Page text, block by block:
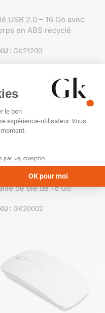
USB 2.0 – 16 Go avec
en ABS recyclé
: GK21200
USB personnalisable en
de blé de 16 Go
: GK20002